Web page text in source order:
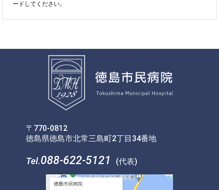
ードしてください。
〒770-0812
徳島県徳島市北常三島町2丁目34番地
Tel.088-622-5121 (代表)